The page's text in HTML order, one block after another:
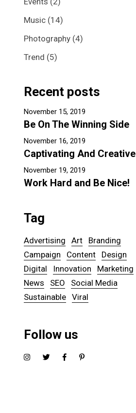
Music(14)
Photography(4)
Trend (5)
Recent posts
November 15, 2019
Be On The Winning Side
November 16, 2019
Captivating And Creative
November 19, 2019
Work Hard and Be Nice!
Tag
Advertising Art
Branding
Campaign
Content
Design
Digital
Innovation
Marketing
News
SEO
Social Media
Sustainable
Viral
Follow us